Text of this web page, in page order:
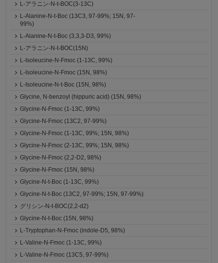
L-アラニン-N-t-BOC(3-13C)
L-Alanine-N-t-Boc (13C3, 97-99%; 15N, 97-
99%)
L-Alanine-N-t-Boc (3,3,3-D3, 99%)
L-アラニン-N-t-BOC(15N)
L-Isoleucine-N-Fmoc (1-13C, 99%)
L-Isoleucine-N-Fmoc (15N, 98%)
L-Isoleucine-N-t-Boc (15N, 98%)
Glycine, N-benzoyl (hippuric acid) (15N, 98%)
Glycine-N-Fmoc (1-13C, 99%)
Glycine-N-Fmoc (13C2, 97-99%)
Glycine-N-Fmoc (1-13C, 99%; 15N, 98%)
Glycine-N-Fmoc (2-13C, 99%; 15N, 98%)
Glycine-N-Fmoc (2,2-D2, 98%)
Glycine-N-Fmoc (15N, 98%)
Glycine-N-t-Boc (1-13C, 99%)
Glycine-N-t-Boc (13C2, 97-99%; 15N, 97-99%)
グリシン-N-t-BOC(2,2-d2)
Glycine-N-t-Boc (15N, 98%)
L-Tryptophan-N-Fmoc (indole-D5, 98%)
L-Valine-N-Fmoc (1-13C, 99%)
L-Valine-N-Fmoc (13C5, 97-99%)